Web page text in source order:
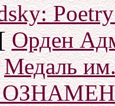
Орден
Медаль